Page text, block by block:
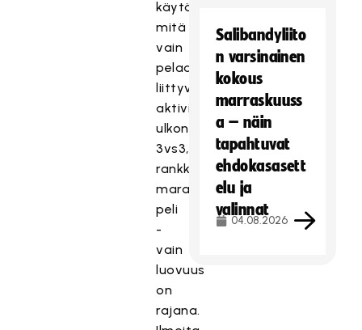
käytännössä
mitä
vain
pelaamiseen
liittyvää
aktiviteettia
ulkona;
3vs3,
rankkariskaba,
maraton-
peli
-
vain
luovuus
on
rajana.
Salibandyliito
n varsinainen
kokous
marraskuuss
a – näin
tapahtuvat
ehdokasasett
elu ja
valinnat
04.08.2026